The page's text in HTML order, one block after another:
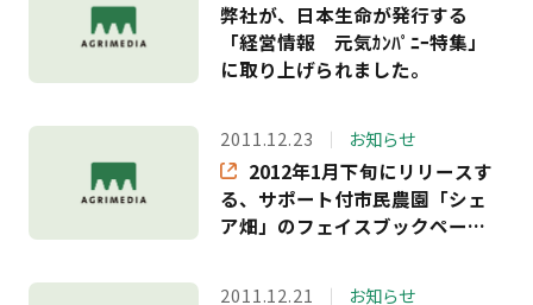
弊社が、日本生命が発行する
「経営情報 元気ｶﾝﾊﾟﾆｰ特集」
に取り上げられました。
2011.12.23 お知らせ
2012年1月下旬にリリースす
る、サポート付市民農園「シェ
ア畑」のフェイスブックページ
2011.12.21 お知らせ